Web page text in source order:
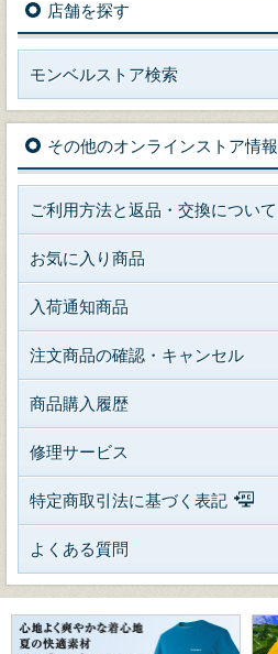
店舗を探す
モンベルストア検索
その他のオンラインストア情報
ご利用方法と返品・交換について
お気に入り商品
入荷通知商品
注文商品の確認・キャンセル
商品購入履歴
修理サービス
特定商取引法に基づく表記
よくある質問